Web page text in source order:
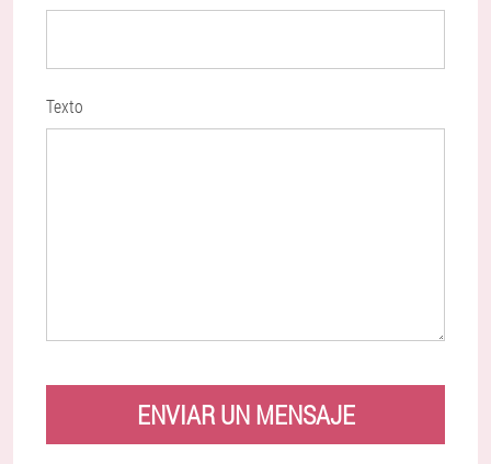
Texto
ENVIAR UN MENSAJE